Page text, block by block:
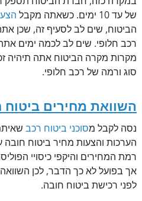
של עד 10 ימים. כשאתה מקבל
הביטוח, שים לב לסעיף זה, שכן
רכב חלופי. שים לב לכמה ימים
מקרות מקרה הביטוח אתה תיהיה
סוג ורמה של רכב חלופי.
השוואת מחירים ביטוח
נסה לקבל מסוכני ביטוח רכב
הערכות והצעות מחיר ביטוח
רמת המחירים והיקפי כיסויי
אך בפועל לא כך הדבר, לכן
לפני רכישת ביטוח חובה.